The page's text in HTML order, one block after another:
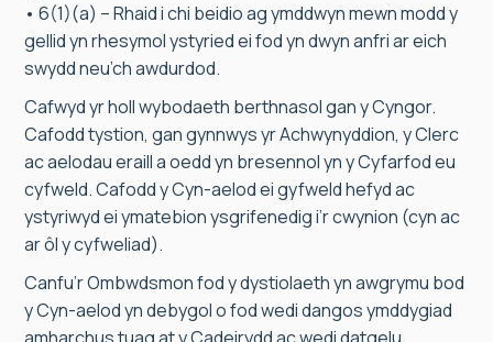
• 6(1)(a) – Rhaid i chi beidio ag ymddwyn mewn modd y
gellid yn rhesymol ystyried ei fod yn dwyn anfri ar eich
swydd neu’ch awdurdod.
Cafwyd yr holl wybodaeth berthnasol gan y Cyngor.
Cafodd tystion, gan gynnwys yr Achwynyddion, y Clerc
ac aelodau eraill a oedd yn bresennol yn y Cyfarfod eu
cyfweld. Cafodd y Cyn-aelod ei gyfweld hefyd ac
ystyriwyd ei ymatebion ysgrifenedig i’r cwynion (cyn ac
ar ôl y cyfweliad).
Canfu’r Ombwdsmon fod y dystiolaeth yn awgrymu bod
y Cyn-aelod yn debygol o fod wedi dangos ymddygiad